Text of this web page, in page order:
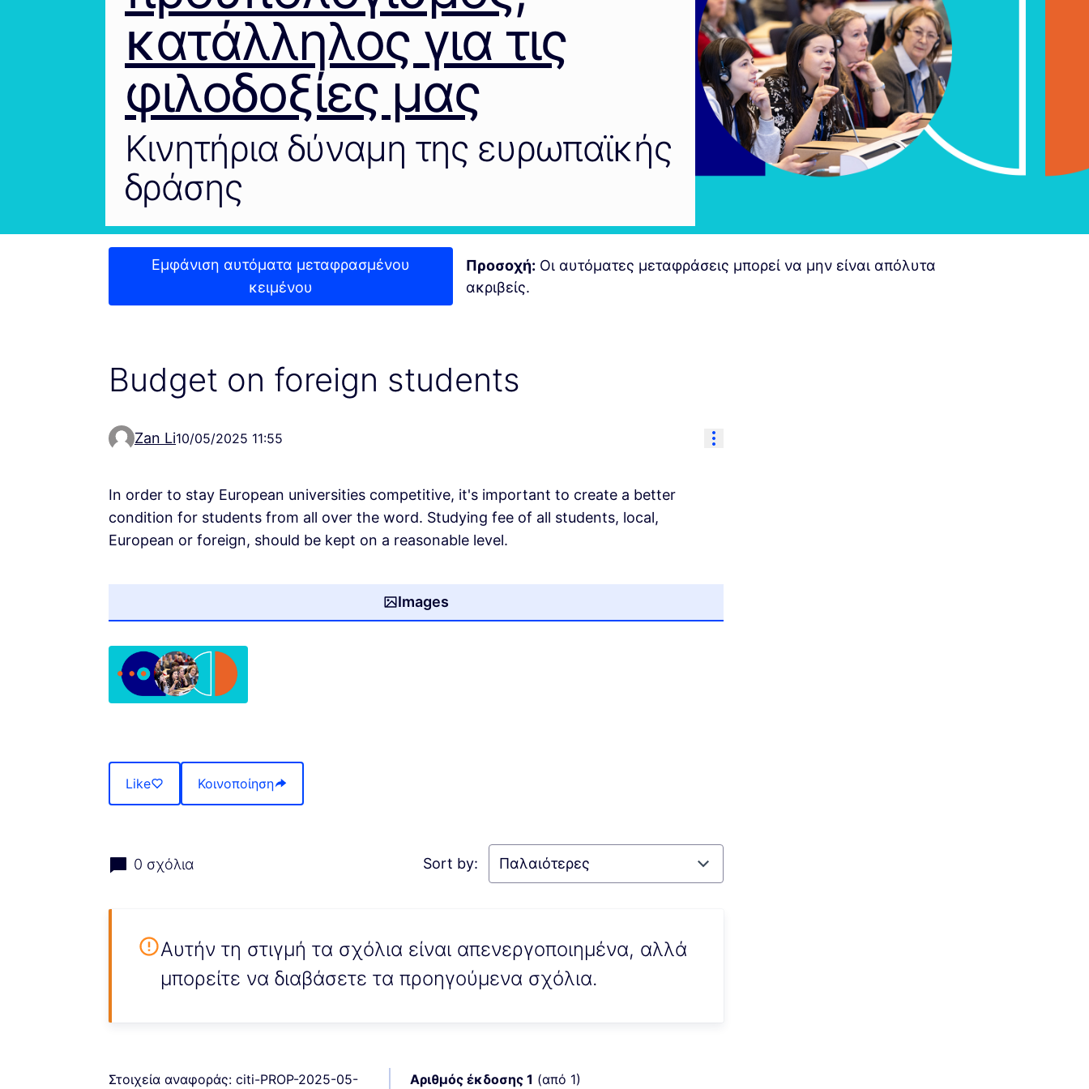
κατάλληλος για τις
φιλοδοξίες μας
Κινητήρια δύναμη της ευρωπαϊκής
δράσης
Εμφάνιση αυτόματα μεταφρασμένου
κειμένου
Προσοχή: Οι αυτόματες μεταφράσεις μπορεί να μην είναι απόλυτα
ακριβείς.
Budget on foreign students
Zan Li10/05/2025 11:55 Resource controls
In order to stay European universities competitive, it's important to create a better
condition for students from all over the word. Studying fee of all students, local,
European or foreign, should be kept on a reasonable level.
Images
Like Κοινοποίηση
0 σχόλια Sort by:
Αυτήν τη στιγμή τα σχόλια είναι απενεργοποιημένα, αλλά
μπορείτε να διαβάσετε τα προηγούμενα σχόλια.
Στοιχεία αναφοράς: citi-PROP-2025-05-
Αριθμός έκδοσης 1 (από 1)